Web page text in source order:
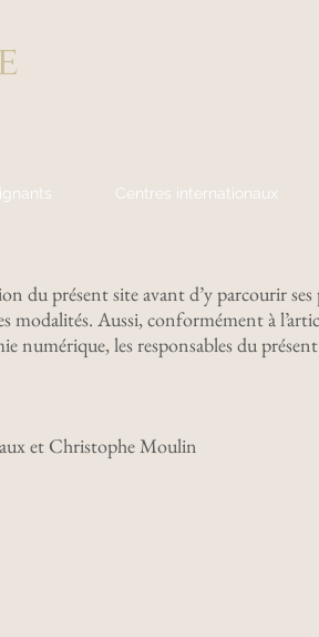
Centres internationaux
du présent site avant d’y parcourir ses
modalités. Aussi, conformément à
numérique, les responsables du
et Christophe Moulin